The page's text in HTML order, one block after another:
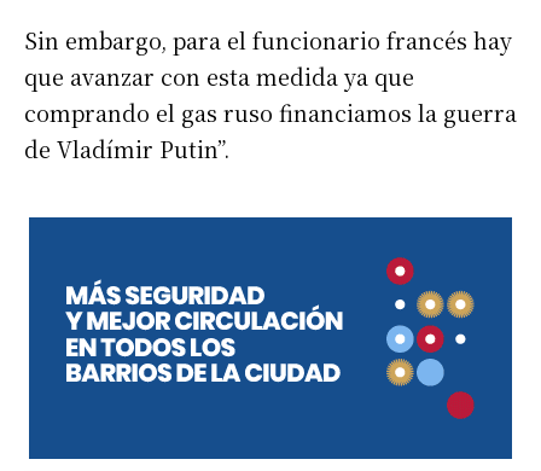
Sin embargo, para el funcionario francés hay
que avanzar con esta medida ya que
comprando el gas ruso financiamos la guerra
de Vladímir Putin”.